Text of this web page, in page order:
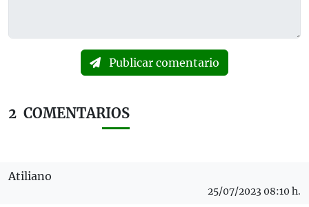
Publicar comentario
2 COMENTARIOS
Atiliano
25/07/2023 08:10 h.